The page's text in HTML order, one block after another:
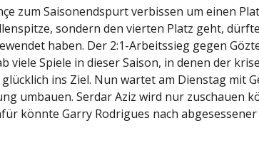
zum Saisonendspurt verbissen um einen
sondern den vierten Platz geht,
haben. Der 2:1-Arbeitssieg gegen
Spiele in dieser Saison, in denen der
ins Ziel. Nun wartet am Dienstag mit
umbauen. Serdar Aziz wird nur zuschauen
könnte Garry Rodrigues nach